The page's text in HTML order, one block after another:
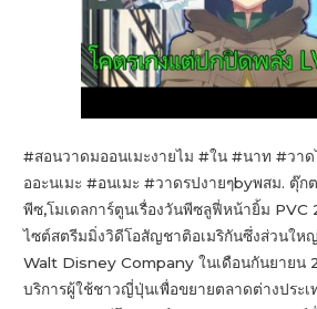
#สอนวาดมออนเมะงายไม #ใน #นาท #วา
ออะนเมะ #อนเมะ #วาดรปงายๆbyพสม. ตุ๊ก
พีซ,โมเดลการ์ตูนเรื่องวันพีซลูฟี่หน้ายิ้ม PVC
ไซต์สตรีมมิ่งวิดีโอสัญชาติอเมริกันซึ่งส่วนให
Walt Disney Company ในเดือนกันยายน
บริการผู้ใช้ชาวญี่ปุ่นเพื่อขยายตลาดต่างประเ